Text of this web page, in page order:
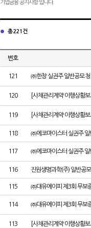
기업금융 공지사항 입니다.
총 221건
번호
121 ㈜한창 실권주 일반공모
120 [사채관리계약 이행상황
119 [사채관리계약 이행상황
118 ㈜에코마이스터 실권주 일
117 ㈜에코마이스터 실권주 일
116 진원생명과학(주) 일반공
115 ㈜대유에이피 제3회 무보
114 ㈜대유에이피 제3회 무보
113 [사채관리계약 이행상황